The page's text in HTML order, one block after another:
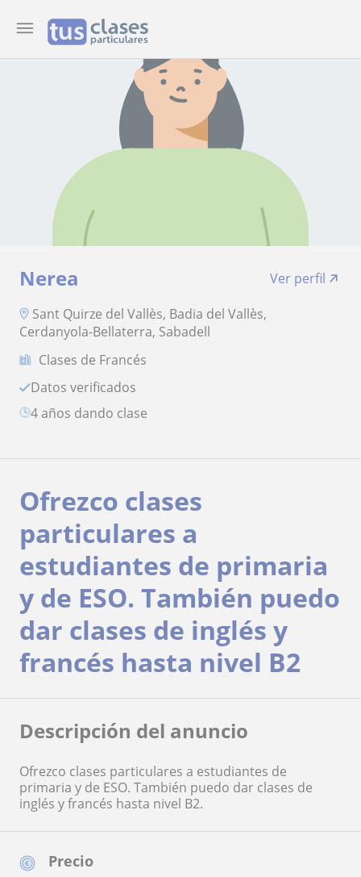
Nerea
Ver perfil
Sant Quirze del Vallès, Badia del Vallès,
Cerdanyola-Bellaterra, Sabadell
Clases de Francés
Datos verificados
4 años dando clase
Precio
Ofrezco clases
particulares a
estudiantes de primaria
y de ESO. También puedo
dar clases de inglés y
francés hasta nivel B2
Descripción del anuncio
Ofrezco clases particulares a estudiantes de
primaria y de ESO. También puedo dar clases de
inglés y francés hasta nivel B2.